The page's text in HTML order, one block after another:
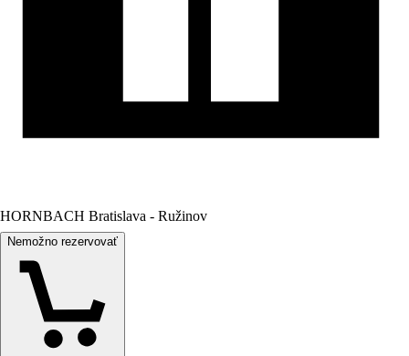
HORNBACH Bratislava - Ružinov
Nemožno rezervovať